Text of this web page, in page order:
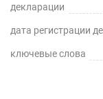
Не скрывает
декларации
дата регистрации
ключевые слова